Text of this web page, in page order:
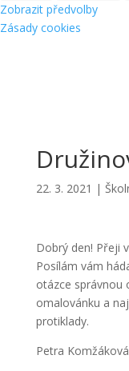
Zobrazit předvolby
Zásady cookies
22. 3. 2021 |
Dobrý den! Přeji
Posílám vám
otázce správnou
omalovánku a
protiklady.
Petra